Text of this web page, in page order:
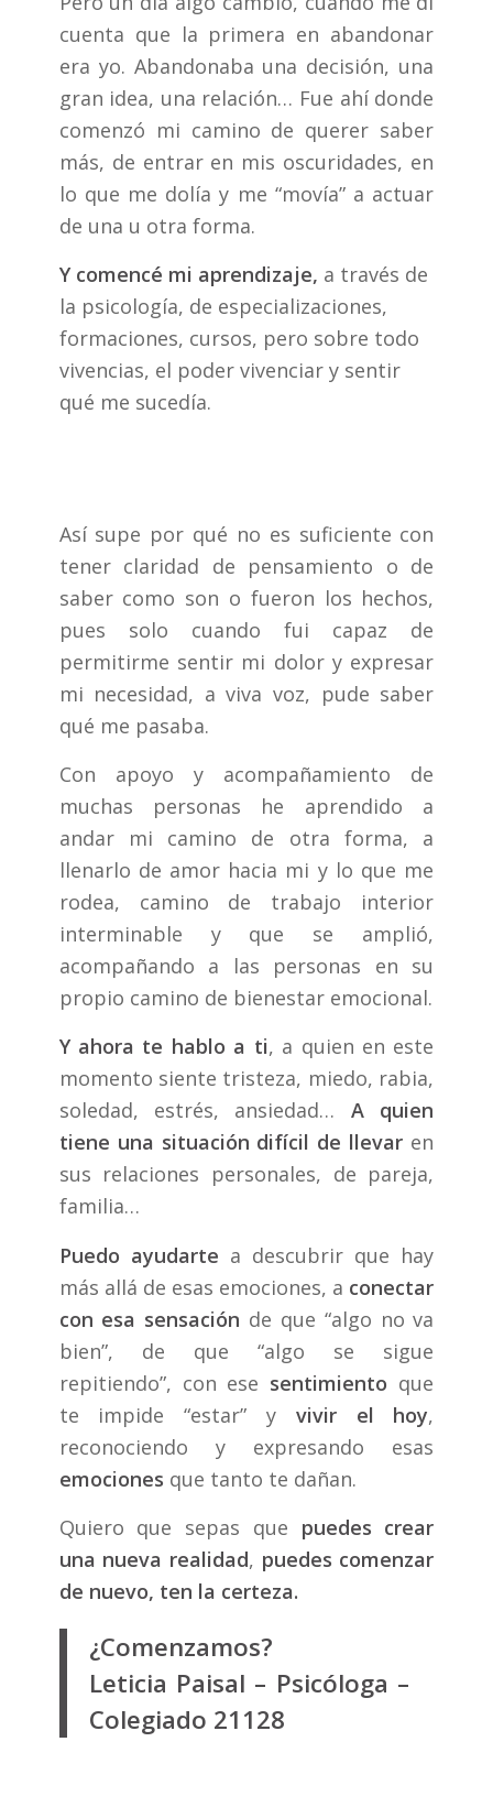
cuenta que la primera en abandonar
era yo. Abandonaba una decisión, una
gran idea, una relación… Fue ahí donde
comenzó mi camino de querer saber
más, de entrar en mis oscuridades, en
lo que me dolía y me “movía” a actuar
de una u otra forma.
Y comencé mi aprendizaje, a través de
la psicología, de especializaciones,
formaciones, cursos, pero sobre todo
vivencias, el poder vivenciar y sentir
qué me sucedía.
Así supe por qué no es suficiente con
tener claridad de pensamiento o de
saber como son o fueron los hechos,
pues solo cuando fui capaz de
permitirme sentir mi dolor y expresar
mi necesidad, a viva voz, pude saber
qué me pasaba.
Con apoyo y acompañamiento de
muchas personas he aprendido a
andar mi camino de otra forma, a
llenarlo de amor hacia mi y lo que me
rodea, camino de trabajo interior
interminable y que se amplió,
acompañando a las personas en su
propio camino de bienestar emocional.
Y ahora te hablo a ti, a quien en este
momento siente tristeza, miedo, rabia,
soledad, estrés, ansiedad… A quien
tiene una situación difícil de llevar en
sus relaciones personales, de pareja,
familia…
Puedo ayudarte a descubrir que hay
más allá de esas emociones, a conectar
con esa sensación de que “algo no va
bien”, de que “algo se sigue
repitiendo”, con ese sentimiento que
te impide “estar” y vivir el hoy,
reconociendo y expresando esas
emociones que tanto te dañan.
Quiero que sepas que puedes crear
una nueva realidad, puedes comenzar
de nuevo, ten la certeza.
¿Comenzamos?
Leticia Paisal – Psicóloga –
Colegiado 21128